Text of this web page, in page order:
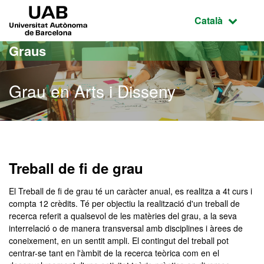
Ves al contingut principal
Ves a la navegació de la pàgina
Idioma
Català
Graus
Grau en Arts i Disseny
Treball de fi de grau
El Treball de fi de grau té un caràcter anual, es realitza a 4t curs i
compta 12 crèdits. Té per objectiu la realització d'un treball de
recerca referit a qualsevol de les matèries del grau, a la seva
interrelació o de manera transversal amb disciplines i àrees de
coneixement, en un sentit ampli. El contingut del treball pot
centrar-se tant en l'àmbit de la recerca teòrica com en el